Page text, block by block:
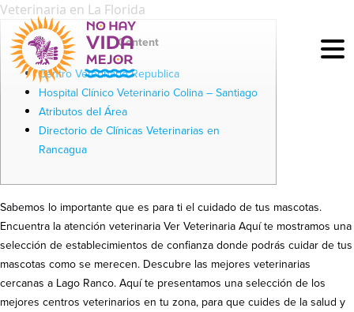
Veterinaria en La Florida
Content
Centro Veterinario Republica
Hospital Clínico Veterinario Colina – Santiago
Atributos del Área
Directorio de Clínicas Veterinarias en
Rancagua
Sabemos lo importante que es para ti el cuidado de tus mascotas.
Encuentra la atención veterinaria Ver Veterinaria Aquí te mostramos una
selección de establecimientos de confianza donde podrás cuidar de tus
mascotas como se merecen. Descubre las mejores veterinarias
cercanas a Lago Ranco. Aquí te presentamos una selección de los
mejores centros veterinarios en tu zona, para que cuides de la salud y